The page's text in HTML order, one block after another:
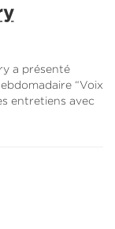
a présenté
“Voix
entretiens avec